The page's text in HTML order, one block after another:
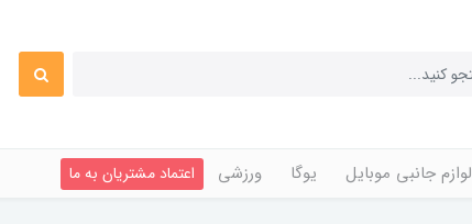
لوازم جانبی موبایل یوگا ورزشی اعتماد مشتریان به ما